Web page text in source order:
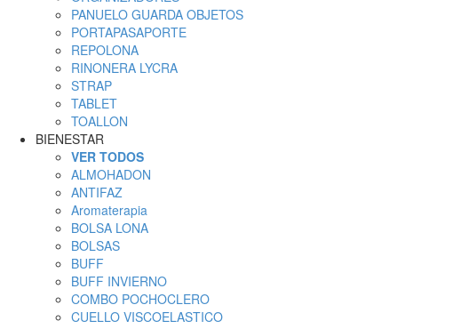
PANUELO GUARDA OBJETOS
PORTAPASAPORTE
REPOLONA
RINONERA LYCRA
STRAP
TABLET
TOALLON
BIENESTAR
VER TODOS
ALMOHADON
ANTIFAZ
Aromaterapia
BOLSA LONA
BOLSAS
BUFF
BUFF INVIERNO
COMBO POCHOCLERO
CUELLO VISCOELASTICO